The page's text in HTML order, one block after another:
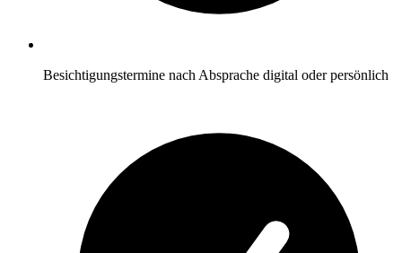
Besichtigungstermine nach Absprache digital oder persönlich